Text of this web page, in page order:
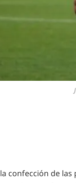
confección de